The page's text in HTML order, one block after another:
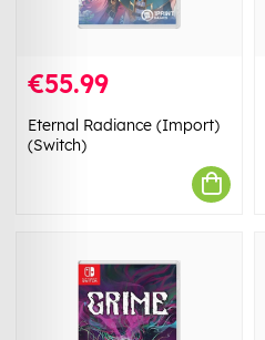
€55.99
Eternal Radiance (Import)
(Switch)